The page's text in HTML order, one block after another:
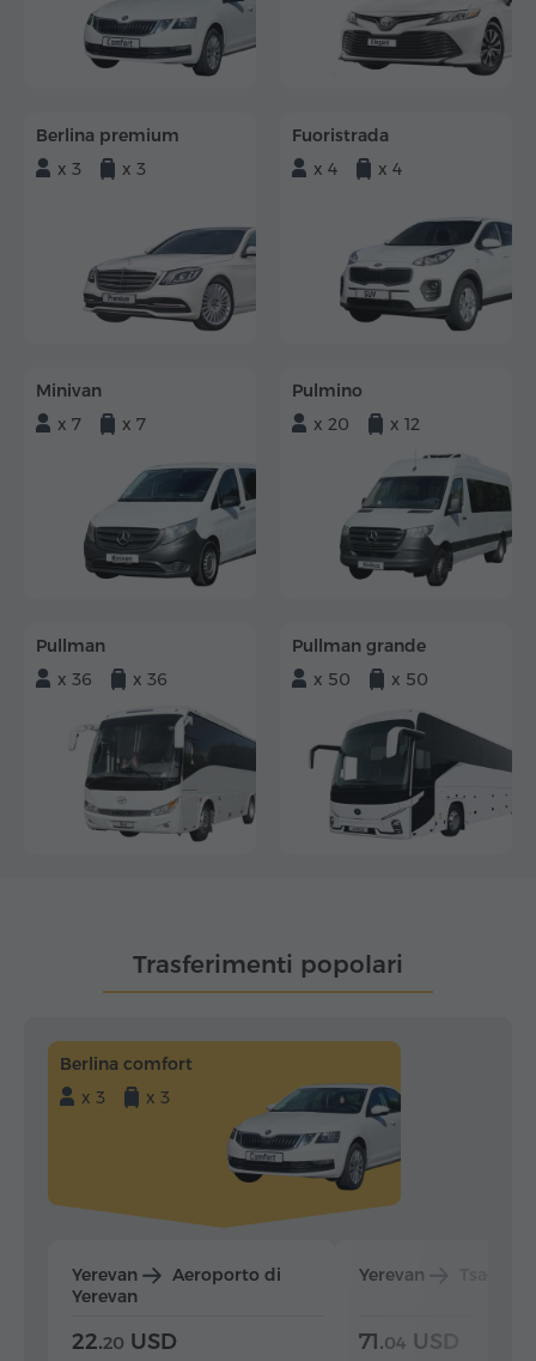
Berlina premium
x 3
x 3
Fuoristrada
x 4
x 4
Minivan
x 7
x 7
Pulmino
x 20
x 12
Pullman
x 36
x 36
Pullman grande
x 50
x 50
Trasferimenti popolari
Berlina comfort
x 3
x 3
Yerevan
Aeroporto di
Yerevan
22.20 USD
Yerevan
71.04 USD